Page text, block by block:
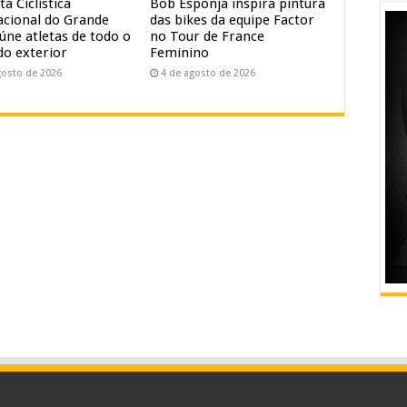
Ciclística
do Grande
atletas de todo o
exterior
de 2026
Bob Esponja inspira pintura
das bikes da equipe Factor
no Tour de France
Feminino
4 de agosto de 2026